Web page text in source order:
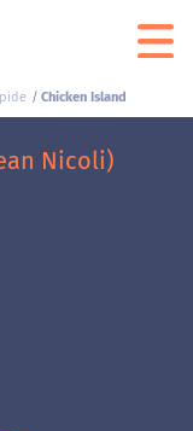
Chicken Island
Nicoli)